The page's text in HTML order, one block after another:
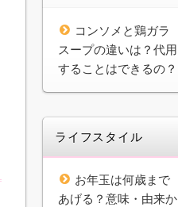
コンソメと鶏ガラ
スープの違いは？代用
することはできるの？
ライフスタイル
お年玉は何歳まで
あげる？意味・由来か